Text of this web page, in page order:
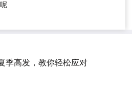
季高发，教你轻松应对